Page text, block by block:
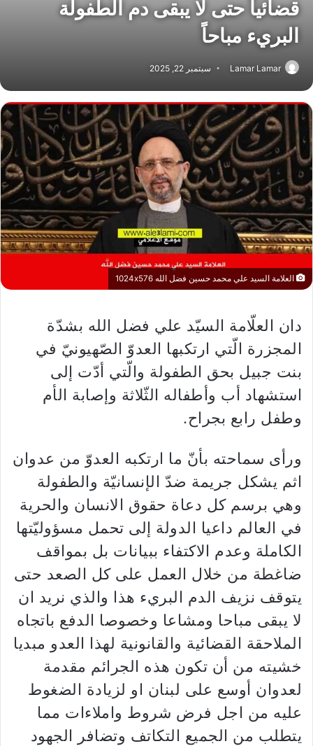
قضائياً حتى لا يبقى دم الطفولة
البريء مباحاً
Lamar Lamar سبتمبر 22, 2025
العلامة السيد علي محمد حسين فضل الله 1024x576
دان العلّامة السيّد علي فضل الله بشدّة
المجزرة الّتي ارتكبها العدوّ الصّهيونيّ في
بنت جبيل بحق الطفولة والّتي أدّت إلى
استشهاد أب وأطفاله الثّلاثة وإصابة الأم
وطفل رابع بجراح.
ورأى سماحته بأنّ ما ارتكبه العدوّ من عدوان
اثم يشكل جريمة ضدّ الإنسانيّة والطفولة
وهي برسم كل دعاة حقوق الانسان والحرية
في العالم داعيا الدولة إلى تحمل مسؤوليّتها
الكاملة وعدم الاكتفاء ببيانات بل بمواقف
ضاغطة من خلال العمل على كل الصعد حتى
يتوقف نزيف الدم البريء هذا والذي نريد ان
لا يبقى مباحا ومشاعا وخصوصا الدفع باتجاه
الملاحقة القضائية والقانونية لهذا العدو مبديا
خشيته من أن تكون هذه الجرائم مقدمة
لعدوان أوسع على لبنان او لزيادة الضغوط
عليه من اجل فرض شروط واملاءات مما
يتطلب من الجميع التكاتف وتضافر الجهود